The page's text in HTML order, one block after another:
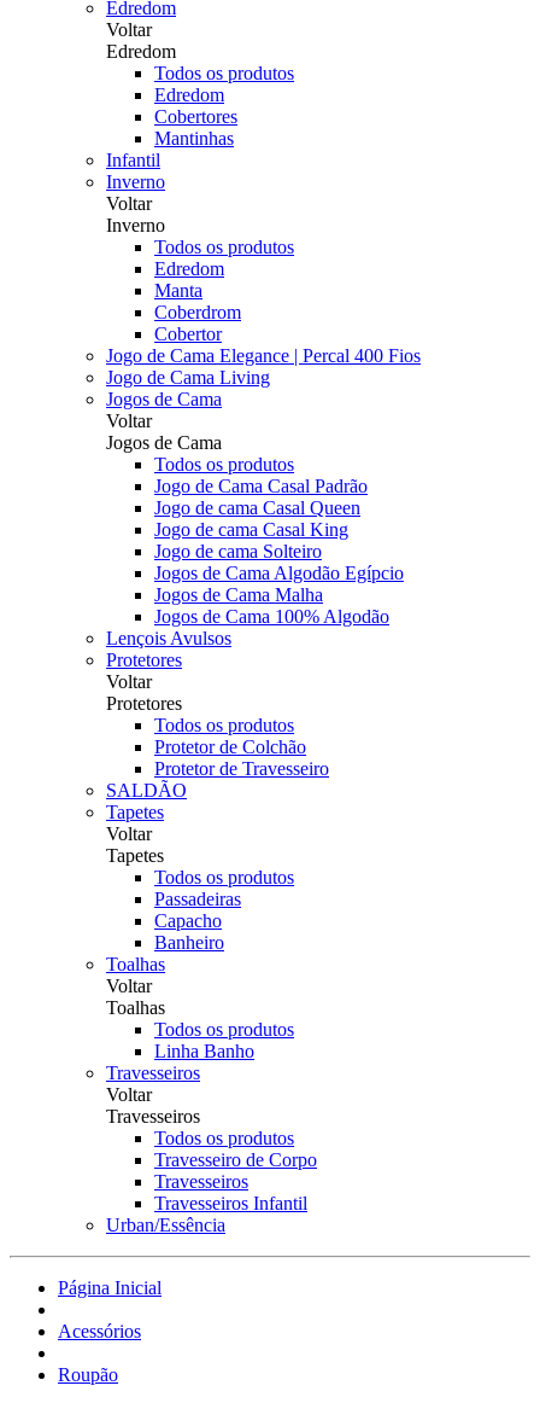
Edredom
Voltar
Edredom
Todos os produtos
Edredom
Cobertores
Mantinhas
Infantil
Inverno
Voltar
Inverno
Todos os produtos
Edredom
Manta
Coberdrom
Cobertor
Jogo de Cama Elegance | Percal 400 Fios
Jogo de Cama Living
Jogos de Cama
Voltar
Jogos de Cama
Todos os produtos
Jogo de Cama Casal Padrão
Jogo de cama Casal Queen
Jogo de cama Casal King
Jogo de cama Solteiro
Jogos de Cama Algodão Egípcio
Jogos de Cama Malha
Jogos de Cama 100% Algodão
Lençois Avulsos
Protetores
Voltar
Protetores
Todos os produtos
Protetor de Colchão
Protetor de Travesseiro
SALDÃO
Tapetes
Voltar
Tapetes
Todos os produtos
Passadeiras
Capacho
Banheiro
Toalhas
Voltar
Toalhas
Todos os produtos
Linha Banho
Travesseiros
Voltar
Travesseiros
Todos os produtos
Travesseiro de Corpo
Travesseiros
Travesseiros Infantil
Urban/Essência
Página Inicial
Acessórios
Roupão